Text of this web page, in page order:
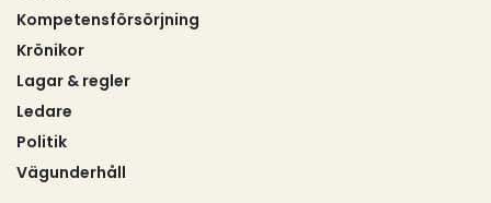
Kompetensförsörjning
Krönikor
Lagar & regler
Ledare
Politik
Vägunderhåll